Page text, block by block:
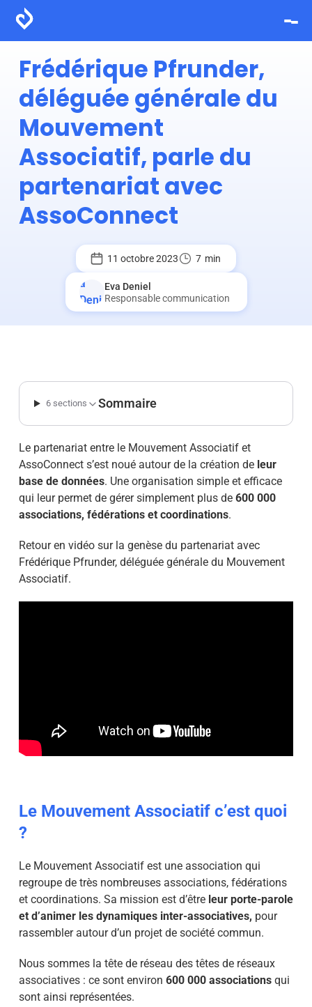
Frédérique Pfrunder,
déléguée générale du
Mouvement
Associatif, parle du
partenariat avec
AssoConnect
11 octobre 2023 7 min
Eva Deniel
Responsable communication
6 sections Sommaire
Le partenariat entre le Mouvement Associatif et
AssoConnect s’est noué autour de la création de leur
base de données. Une organisation simple et efficace
qui leur permet de gérer simplement plus de 600 000
associations, fédérations et coordinations.
Retour en vidéo sur la genèse du partenariat avec
Frédérique Pfrunder, déléguée générale du Mouvement
Associatif.
Le Mouvement Associatif c’est quoi
?
Le Mouvement Associatif est une association qui
regroupe de très nombreuses associations, fédérations
et coordinations. Sa mission est d’être leur porte-parole
et d’animer les dynamiques inter-associatives, pour
rassembler autour d’un projet de société commun.
Nous sommes la tête de réseau des têtes de réseaux
associatives : ce sont environ 600 000 associationsqui
sont ainsi représentées.